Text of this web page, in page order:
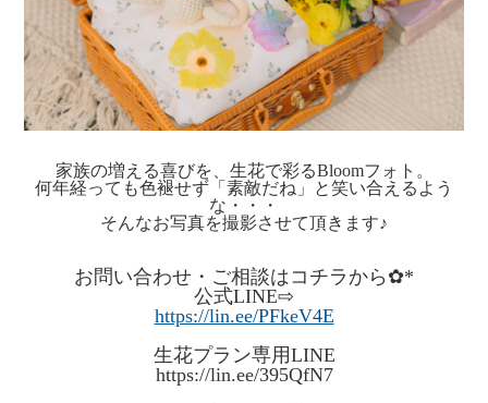
家族の増える喜びを、生花で彩るBloomフォト。
何年経っても色褪せず「素敵だね」と笑い合えるよう
な・・・
そんなお写真を撮影させて頂きます♪
お問い合わせ・ご相談はコチラから✿*
公式LINE⇨
https://lin.ee/PFkeV4E
生花プラン専用LINE
https://lin.ee/395QfN7